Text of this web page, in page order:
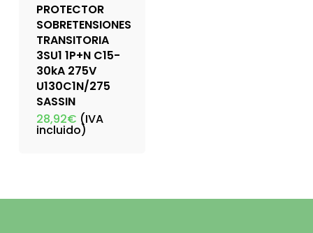
PROTECTOR
SOBRETENSIONES
TRANSITORIA
3SU1 1P+N C15-
30kA 275V
U130C1N/275
SASSIN
28,92€ (IVA
incluido)